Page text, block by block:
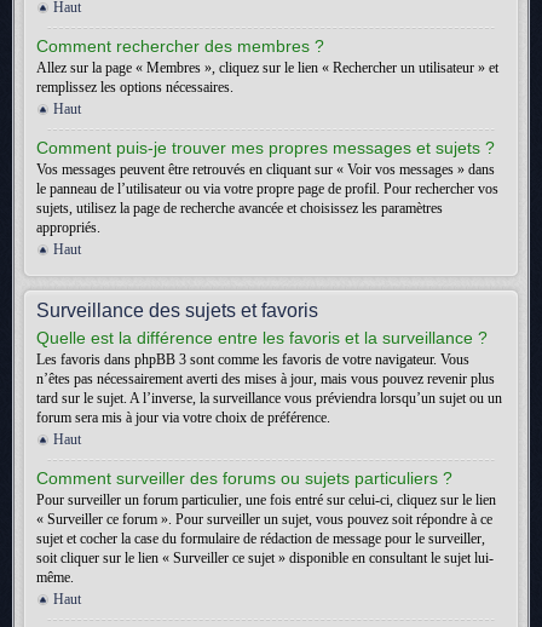
Haut
Comment rechercher des membres ?
Allez sur la page « Membres », cliquez sur le lien « Rechercher un utilisateur » et
remplissez les options nécessaires.
Haut
Comment puis-je trouver mes propres messages et sujets ?
Vos messages peuvent être retrouvés en cliquant sur « Voir vos messages » dans
le panneau de l’utilisateur ou via votre propre page de profil. Pour rechercher vos
sujets, utilisez la page de recherche avancée et choisissez les paramètres
appropriés.
Haut
Surveillance des sujets et favoris
Quelle est la différence entre les favoris et la surveillance ?
Les favoris dans phpBB 3 sont comme les favoris de votre navigateur. Vous
n’êtes pas nécessairement averti des mises à jour, mais vous pouvez revenir plus
tard sur le sujet. A l’inverse, la surveillance vous préviendra lorsqu’un sujet ou un
forum sera mis à jour via votre choix de préférence.
Haut
Comment surveiller des forums ou sujets particuliers ?
Pour surveiller un forum particulier, une fois entré sur celui-ci, cliquez sur le lien
« Surveiller ce forum ». Pour surveiller un sujet, vous pouvez soit répondre à ce
sujet et cocher la case du formulaire de rédaction de message pour le surveiller,
soit cliquer sur le lien « Surveiller ce sujet » disponible en consultant le sujet lui-
même.
Haut